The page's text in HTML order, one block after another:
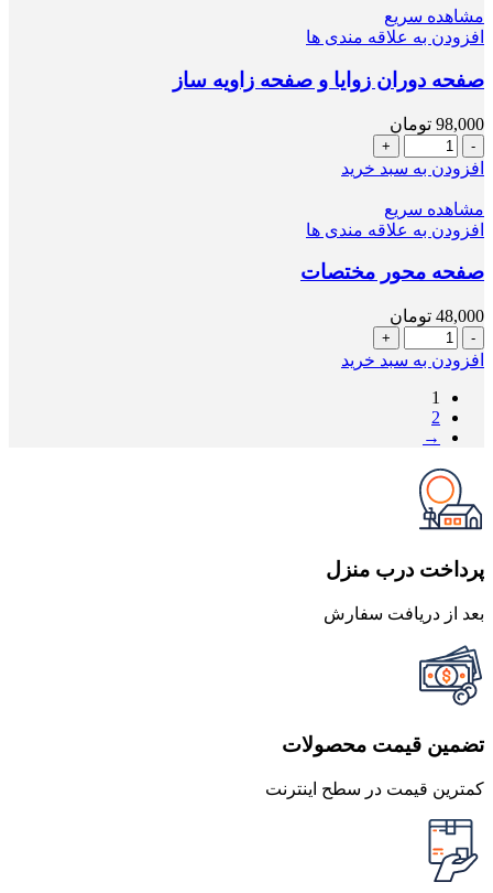
مشاهده سریع
افزودن به علاقه مندی ها
صفحه دوران زوایا و صفحه زاویه ساز
98,000 تومان
صفحه
دوران
و
صفحه
ساز
افزودن به سبد خرید
مشاهده سریع
افزودن به علاقه مندی ها
صفحه محور مختصات
48,000 تومان
صفحه
محور
عدد
افزودن به سبد خرید
1
2
→
پرداخت درب منزل
بعد از دریافت سفارش
تضمین قیمت محصولات
کمترین قیمت در سطح اینترنت